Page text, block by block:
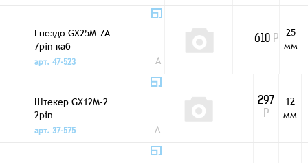
Гнездо GX25M-7A
7pin каб
арт. 47-523
A
610 Р
25
мм
Штекер GX12M-2
2pin
арт. 37-575
A
297
Р
12
мм